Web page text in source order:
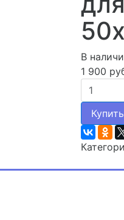
В
1 900
Купить